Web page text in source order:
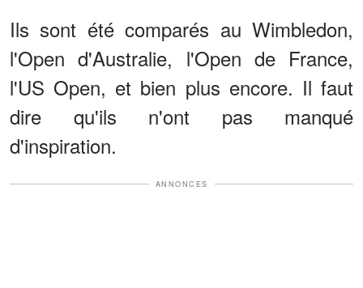
Ils sont été comparés au Wimbledon,
l'Open d'Australie, l'Open de France,
l'US Open, et bien plus encore. Il faut
dire qu'ils n'ont pas manqué
d'inspiration.
ANNONCES